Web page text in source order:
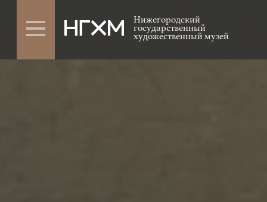
Нижегородский
государственный
художественный музей